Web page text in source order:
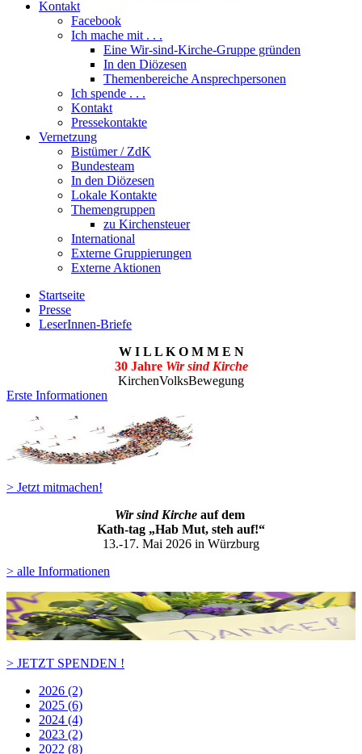
Kontakt
Facebook
Ich mache mit . . .
Eine Wir-sind-Kirche-Gruppe gründen
In den Diözesen
Themenbereiche Ansprechpersonen
Ich spende . . .
Kontakt
Pressekontakte
Vernetzung
Bistümer / ZdK
Bundesteam
In den Diözesen
Lokale Kontakte
Themengruppen
zu Kirchensteuer
International
Externe Gruppierungen
Externe Aktionen
Startseite
Presse
LeserInnen-Briefe
W I L L K O M M E N
30 Jahre Wir sind Kirche
KirchenVolksBewegung
Erste Informationen
> Jetzt mitmachen!
Wir sind Kirche auf dem
Kath-tag „Hab Mut, steh auf!“
13.-17. Mai 2026 in Würzburg
> alle Informationen
> JETZT SPENDEN !
2026 (2)
2025 (6)
2024 (4)
2023 (2)
2022 (8)